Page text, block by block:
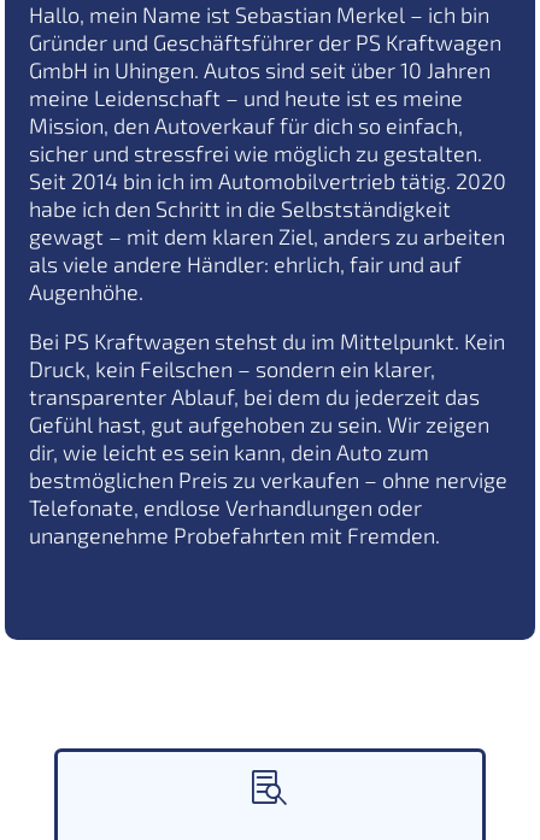
Hallo, mein Name ist Sebastian Merkel – ich bin
Gründer und Geschäftsführer der PS Kraftwagen
GmbH in Uhingen. Autos sind seit über 10 Jahren
meine Leidenschaft – und heute ist es meine
Mission, den Autoverkauf für dich so einfach,
sicher und stressfrei wie möglich zu gestalten.
Seit 2014 bin ich im Automobilvertrieb tätig. 2020
habe ich den Schritt in die Selbstständigkeit
gewagt – mit dem klaren Ziel, anders zu arbeiten
als viele andere Händler: ehrlich, fair und auf
Augenhöhe.
Bei PS Kraftwagen stehst du im Mittelpunkt. Kein
Druck, kein Feilschen – sondern ein klarer,
transparenter Ablauf, bei dem du jederzeit das
Gefühl hast, gut aufgehoben zu sein. Wir zeigen
dir, wie leicht es sein kann, dein Auto zum
bestmöglichen Preis zu verkaufen – ohne nervige
Telefonate, endlose Verhandlungen oder
unangenehme Probefahrten mit Fremden.
